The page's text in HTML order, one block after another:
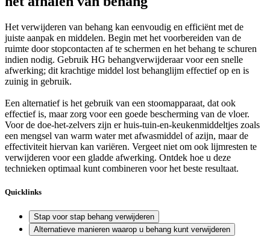
Het verwijderen van behang kan eenvoudig en efficiënt met de
juiste aanpak en middelen. Begin met het voorbereiden van de
ruimte door stopcontacten af te schermen en het behang te schuren
indien nodig. Gebruik HG behangverwijderaar voor een snelle
afwerking; dit krachtige middel lost behanglijm effectief op en is
zuinig in gebruik.
Een alternatief is het gebruik van een stoomapparaat, dat ook
effectief is, maar zorg voor een goede bescherming van de vloer.
Voor de doe-het-zelvers zijn er huis-tuin-en-keukenmiddeltjes zoals
een mengsel van warm water met afwasmiddel of azijn, maar de
effectiviteit hiervan kan variëren. Vergeet niet om ook lijmresten te
verwijderen voor een gladde afwerking. Ontdek hoe u deze
technieken optimaal kunt combineren voor het beste resultaat.
Quicklinks
Stap voor stap behang verwijderen
Alternatieve manieren waarop u behang kunt verwijderen